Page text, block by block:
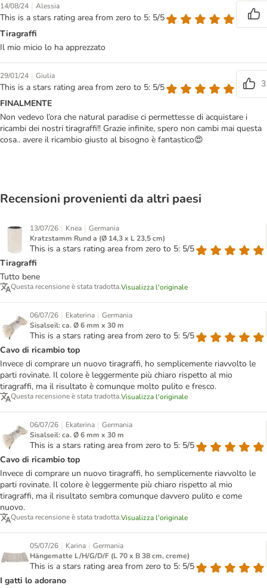
14/08/24 | Alessia
This is a stars rating area from zero to 5: 5/5
Tiragraffi
Il mio micio lo ha apprezzato
29/01/24 | Giulia
This is a stars rating area from zero to 5: 5/5
3
FINALMENTE
Non vedevo l’ora che natural paradise ci permettesse di acquistare i
ricambi dei nostri tiragraffi!! Grazie infinite, spero non cambi mai questa
cosa.. avere il ricambio giusto al bisogno è fantastico😍
Recensioni provenienti da altri paesi
13/07/26 | Knea | Germania
Kratzstamm Rund a (Ø 14,3 x L 23,5 cm)
This is a stars rating area from zero to 5: 5/5
Tiragraffi
Tutto bene
Questa recensione è stata tradotta.Visualizza l'originale
06/07/26 | Ekaterina | Germania
Sisalseil: ca. Ø 6 mm x 30 m
This is a stars rating area from zero to 5: 5/5
Cavo di ricambio top
Invece di comprare un nuovo tiragraffi, ho semplicemente riavvolto le
parti rovinate. Il colore è leggermente più chiaro rispetto al mio
tiragraffi, ma il risultato è comunque molto pulito e fresco.
Questa recensione è stata tradotta.Visualizza l'originale
06/07/26 | Ekaterina | Germania
Sisalseil: ca. Ø 6 mm x 30 m
This is a stars rating area from zero to 5: 5/5
Cavo di ricambio top
Invece di comprare un nuovo tiragraffi, ho semplicemente riavvolto le
parti rovinate. Il colore è leggermente più chiaro rispetto al mio
tiragraffi, ma il risultato sembra comunque davvero pulito e come
nuovo.
Questa recensione è stata tradotta.Visualizza l'originale
05/07/26 | Karina | Germania
Hängematte L/H/G/D/F (L 70 x B 38 cm, creme)
This is a stars rating area from zero to 5: 5/5
I gatti lo adorano